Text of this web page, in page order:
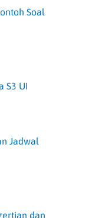
Soal
S3 UI
Jadwal
dan